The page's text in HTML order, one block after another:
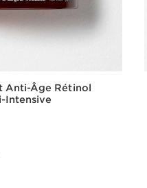
Anti-Âge Rétinol
Intensive